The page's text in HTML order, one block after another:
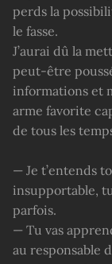
perds la
le fasse.
J’aurai dû la
peut-être
informations et
arme favorite
de tous les
— Je t’entends
insupportable,
parfois.
— Tu vas
au responsable